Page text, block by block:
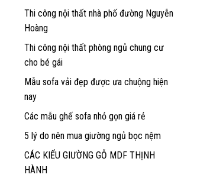
Thi công nội thất nhà phố đường Nguyễn
Hoàng
Thi công nội thất phòng ngủ chung cư
cho bé gái
Mẫu sofa vải đẹp được ưa chuộng hiện
nay
Các mẫu ghế sofa nhỏ gọn giá rẻ
5 lý do nên mua giường ngủ bọc nệm
CÁC KIỂU GIƯỜNG GỖ MDF THỊNH
HÀNH